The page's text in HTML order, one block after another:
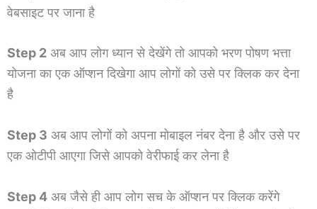
वेबसाइट पर जाना है
Step 2 अब आप लोग ध्यान से देखेंगे तो आपको भरण पोषण भत्ता
योजना का एक ऑप्शन दिखेगा आप लोगों को उसे पर क्लिक कर देना
है
Step 3 अब आप लोगों को अपना मोबाइल नंबर देना है और उसे पर
एक ओटीपी आएगा जिसे आपको वेरीफाई कर लेना है
Step 4 अब जैसे ही आप लोग सच के ऑप्शन पर क्लिक करेंगे